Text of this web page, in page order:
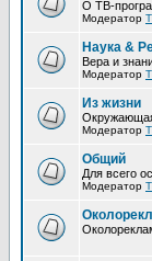
О ТВ-
Модератор
Наука &
Вера и
Модератор
Из жизни
Окружающая
Модератор
Общий
Для всего
Модератор